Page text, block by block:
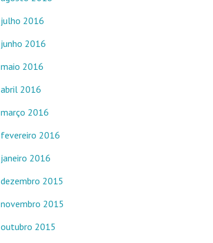
julho 2016
junho 2016
maio 2016
abril 2016
março 2016
fevereiro 2016
janeiro 2016
dezembro 2015
novembro 2015
outubro 2015